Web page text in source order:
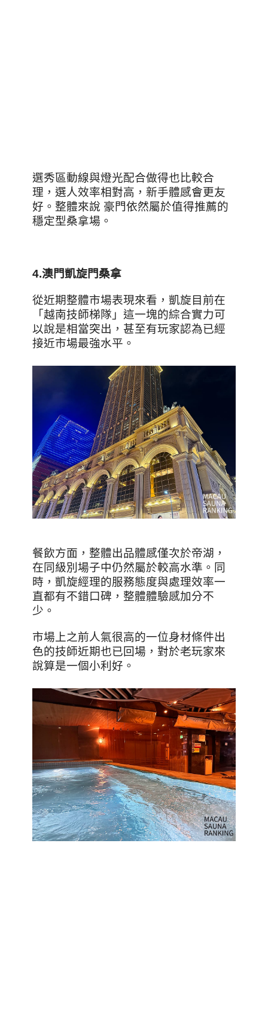
選秀區動線與燈光配合做得也比較合
理，選人效率相對高，新手體感會更友
好。 整體來說 豪門依然屬於值得推薦的
穩定型桑拿場。
4.澳門凱旋門桑拿
從近期整體市場表現來看，凱旋目前在
「越南技師梯隊」這一塊的綜合實力可
以說是相當突出，甚至有玩家認為已經
接近市場最強水平。
餐飲方面，整體出品體感僅次於帝湖，
在同級別場子中仍然屬於較高水準。同
時，凱旋經理的服務態度與處理效率一
直都有不錯口碑，整體體驗感加分不
少。
市場上之前人氣很高的一位身材條件出
色的技師近期也已回場，對於老玩家來
說算是一個小利好。